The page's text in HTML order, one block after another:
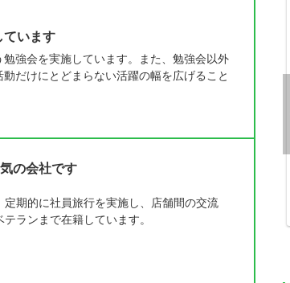
ています
強会を実施しています。また、勉強会以外
だけにとどまらない活躍の幅を広げること
の会社です
期的に社員旅行を実施し、店舗間の交流
ランまで在籍しています。